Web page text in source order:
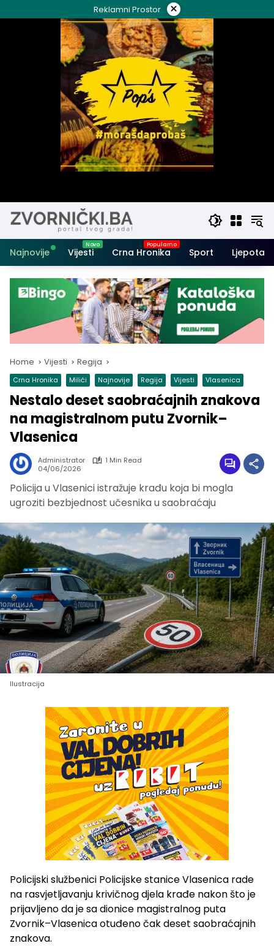
to
Reklamni Prostor ×
Najnovije Vijesti Crna Hronika Sport Ljepota i
Home Vijesti Regija
Crna Hronika Milići Najnovije Regija Vijesti Vlasenica
Nestalo deset saobraćajnih znakova
na magistralnom putu Zvornik–
Vlasenica
Administrator
1 Min Read
04/06/2026
Policija u Vlasenici istražuje krađu koja bi mogla
ugroziti bezbjednost učesnika u saobraćaju
Ilustracija
Policijski službenici Policijske stanice Vlasenica rade
na rasvjetljavanju krivičnog djela krađe nakon što je
prijavljeno da je sa dionice magistralnog puta
Zvornik–Vlasenica otuđeno čak deset saobraćajnih
znakova.